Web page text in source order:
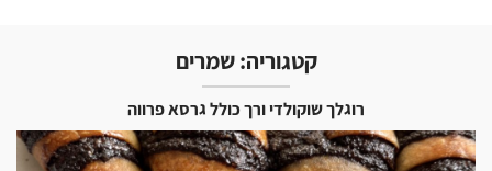
קטגוריה:שמרים
רוגלך שוקולדי ורך כולל גרסא פרווה